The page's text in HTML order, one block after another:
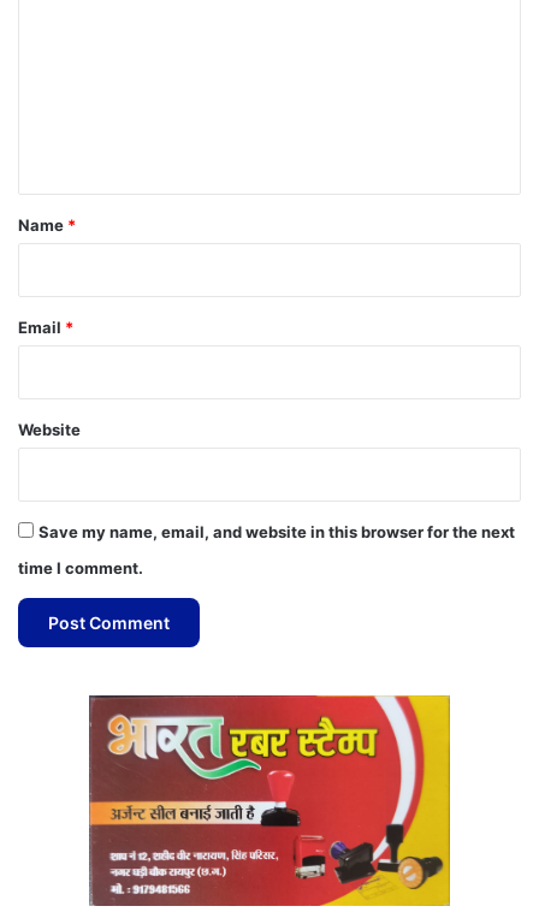
*
Name *
Email *
Website
Save my name, email, and website in this browser for the next
time I comment.